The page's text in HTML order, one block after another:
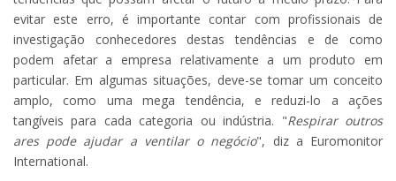
evitar este erro, é importante contar com profissionais de
investigação conhecedores destas tendências e de como
podem afetar a empresa relativamente a um produto em
particular. Em algumas situações, deve-se tomar um conceito
amplo, como uma mega tendência, e reduzi-lo a ações
tangíveis para cada categoria ou indústria. "Respirar outros
ares pode ajudar a ventilar o negócio", diz a Euromonitor
International.